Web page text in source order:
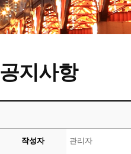
공지사항
작성자 관리자